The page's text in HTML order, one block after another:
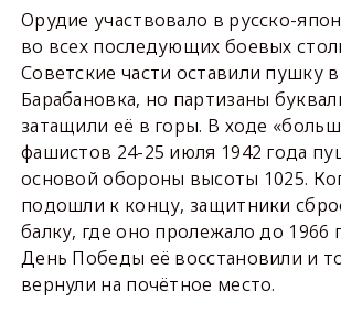
Орудие участвовало в русско-
во всех последующих боевых
Советские части оставили пушку
Барабановка, но партизаны
затащили её в горы. В ходе
фашистов 24-25 июля 1942 года
основой обороны высоты 1025.
подошли к концу, защитники
балку, где оно пролежало до 1966
День Победы её восстановили и
вернули на почётное место.